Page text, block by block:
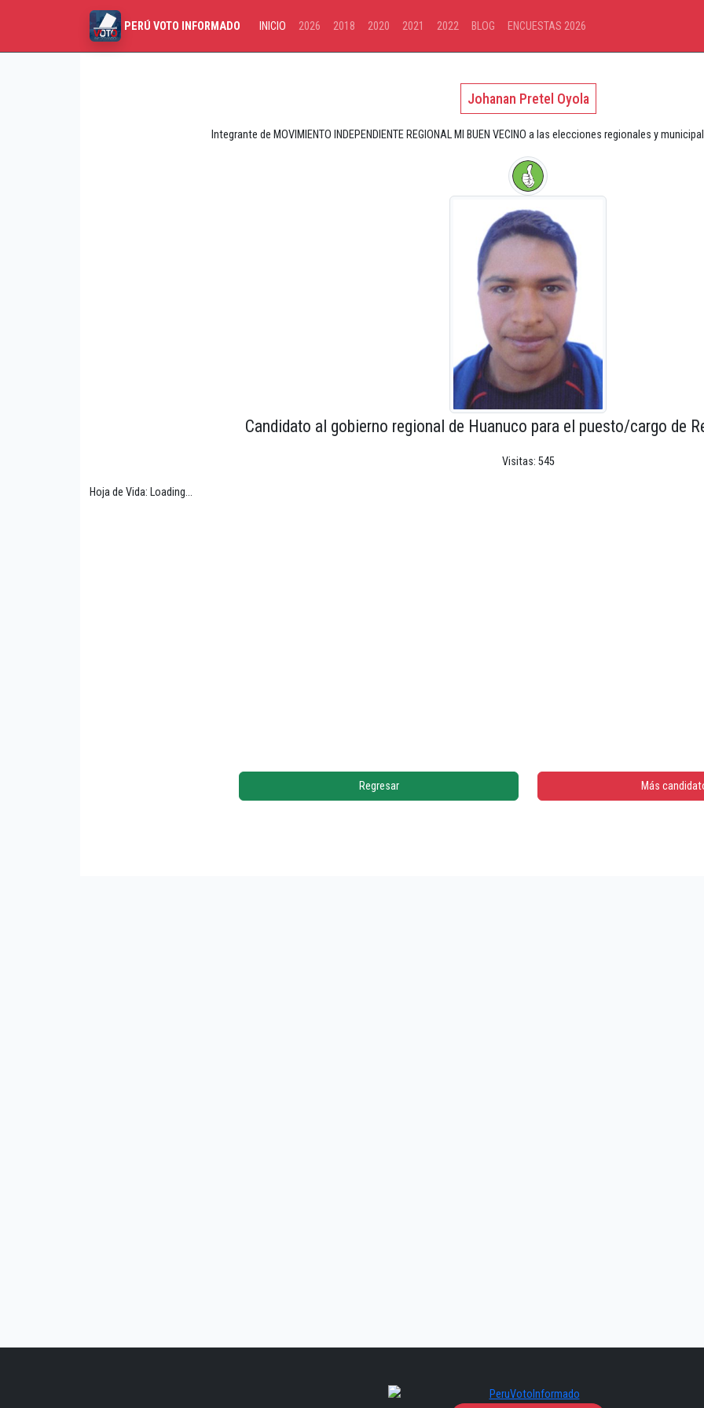
PERÚ VOTO INFORMADO INICIO 2026 2018 2020 2021 2022 BLOG ENCUESTAS 2026
Johanan Pretel Oyola
Integrante de MOVIMIENTO INDEPENDIENTE REGIONAL MI BUEN VECINO a las elecciones regionales y
Candidato al gobierno regional de Huanuco para el puesto/cargo de
Visitas: 545
Hoja de Vida: Loading...
Regresar Más